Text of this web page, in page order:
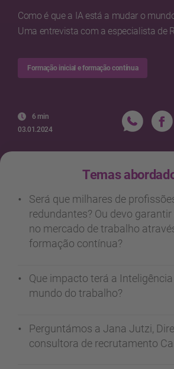
Como é que a IA está a mudar o
Uma entrevista com a especialista de
Formação inicial e formação contínua
6 min
03.01.2024
Temas
Será que milhares de
redundantes? Ou devo
no mercado de trabalho
formação contínua?
Que impacto terá a
mundo do trabalho?
Perguntámos a Jana Jutzi,
consultora de recrutamento